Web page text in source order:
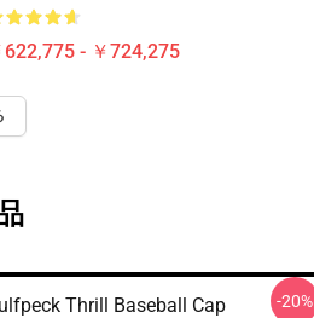
622,775 - ￥724,275
Thrill Baseball Cap -20%